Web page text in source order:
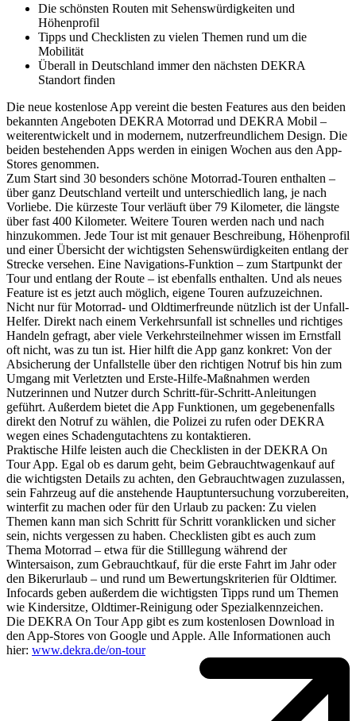
Die schönsten Routen mit Sehenswürdigkeiten und
Höhenprofil
Tipps und Checklisten zu vielen Themen rund um die
Mobilität
Überall in Deutschland immer den nächsten DEKRA
Standort finden
Die neue kostenlose App vereint die besten Features aus den beiden
bekannten Angeboten DEKRA Motorrad und DEKRA Mobil –
weiterentwickelt und in modernem, nutzerfreundlichem Design. Die
beiden bestehenden Apps werden in einigen Wochen aus den App-
Stores genommen.
Zum Start sind 30 besonders schöne Motorrad-Touren enthalten –
über ganz Deutschland verteilt und unterschiedlich lang, je nach
Vorliebe. Die kürzeste Tour verläuft über 79 Kilometer, die längste
über fast 400 Kilometer. Weitere Touren werden nach und nach
hinzukommen. Jede Tour ist mit genauer Beschreibung, Höhenprofil
und einer Übersicht der wichtigsten Sehenswürdigkeiten entlang der
Strecke versehen. Eine Navigations-Funktion – zum Startpunkt der
Tour und entlang der Route – ist ebenfalls enthalten. Und als neues
Feature ist es jetzt auch möglich, eigene Touren aufzuzeichnen.
Nicht nur für Motorrad- und Oldtimerfreunde nützlich ist der Unfall-
Helfer. Direkt nach einem Verkehrsunfall ist schnelles und richtiges
Handeln gefragt, aber viele Verkehrsteilnehmer wissen im Ernstfall
oft nicht, was zu tun ist. Hier hilft die App ganz konkret: Von der
Absicherung der Unfallstelle über den richtigen Notruf bis hin zum
Umgang mit Verletzten und Erste-Hilfe-Maßnahmen werden
Nutzerinnen und Nutzer durch Schritt-für-Schritt-Anleitungen
geführt. Außerdem bietet die App Funktionen, um gegebenenfalls
direkt den Notruf zu wählen, die Polizei zu rufen oder DEKRA
wegen eines Schadengutachtens zu kontaktieren.
Praktische Hilfe leisten auch die Checklisten in der DEKRA On
Tour App. Egal ob es darum geht, beim Gebrauchtwagenkauf auf
die wichtigsten Details zu achten, den Gebrauchtwagen zuzulassen,
sein Fahrzeug auf die anstehende Hauptuntersuchung vorzubereiten,
winterfit zu machen oder für den Urlaub zu packen: Zu vielen
Themen kann man sich Schritt für Schritt voranklicken und sicher
sein, nichts vergessen zu haben. Checklisten gibt es auch zum
Thema Motorrad – etwa für die Stilllegung während der
Wintersaison, zum Gebrauchtkauf, für die erste Fahrt im Jahr oder
den Bikerurlaub – und rund um Bewertungskriterien für Oldtimer.
Infocards geben außerdem die wichtigsten Tipps rund um Themen
wie Kindersitze, Oldtimer-Reinigung oder Spezialkennzeichen.
Die DEKRA On Tour App gibt es zum kostenlosen Download in
den App-Stores von Google und Apple. Alle Informationen auch
hier: www.dekra.de/on-tour